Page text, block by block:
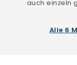
auch einzeln
Alle 6